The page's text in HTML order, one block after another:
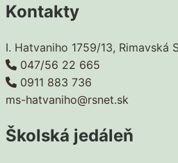
Kontakty
I. Hatvaniho 1759/13, Rimavská
047/56 22 665
0911 883 736
ms-hatvaniho@rsnet.sk
Školská jedáleň